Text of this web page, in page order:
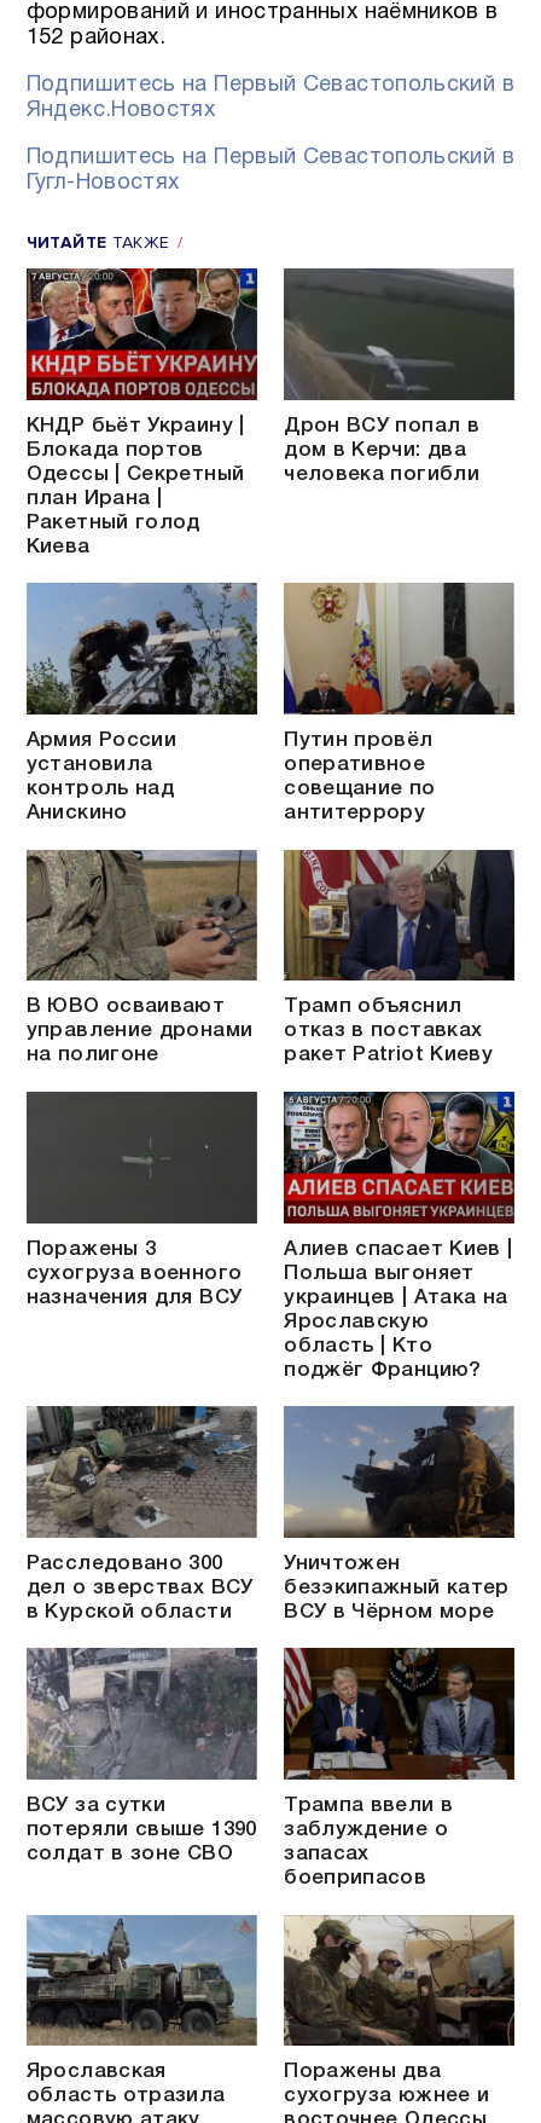
формирований и иностранных наёмников в
152 районах.
Подпишитесь на Первый Севастопольский в
Яндекс.Новостях
Подпишитесь на Первый Севастопольский в
Гугл-Новостях
ЧИТАЙТЕ ТАКЖЕ
КНДР бьёт Украину |
Блокада портов
Одессы | Секретный
план Ирана |
Ракетный голод
Киева
Дрон ВСУ попал в
дом в Керчи: два
человека погибли
Армия России
установила
контроль над
Анискино
Путин провёл
оперативное
совещание по
антитеррору
В ЮВО осваивают
управление дронами
на полигоне
Трамп объяснил
отказ в поставках
ракет Patriot Киеву
Поражены 3
сухогруза военного
назначения для ВСУ
Алиев спасает Киев |
Польша выгоняет
украинцев | Атака на
Ярославскую
область | Кто
поджёг Францию?
Расследовано 300
дел о зверствах ВСУ
в Курской области
Уничтожен
безэкипажный катер
ВСУ в Чёрном море
ВСУ за сутки
потеряли свыше 1390
солдат в зоне СВО
Трампа ввели в
заблуждение о
запасах
боеприпасов
Ярославская
область отразила
Поражены два
сухогруза южнее и